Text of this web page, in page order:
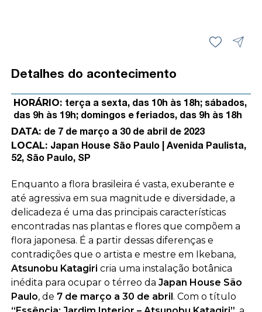
Detalhes do acontecimento
HORÁRIO: terça a sexta, das 10h às 18h; sábados,
das 9h às 19h; domingos e feriados, das 9h às 18h
DATA: de 7 de março a 30 de abril de 2023
LOCAL: Japan House São Paulo | Avenida Paulista,
52, São Paulo, SP
Enquanto a flora brasileira é vasta, exuberante e
até agressiva em sua magnitude e diversidade, a
delicadeza é uma das principais características
encontradas nas plantas e flores que compõem a
flora japonesa. É a partir dessas diferenças e
contradições que o artista e mestre em Ikebana,
Atsunobu Katagiri cria uma instalação botânica
inédita para ocupar o térreo da Japan House São
Paulo, de 7 de março a 30 de abril. Com o título